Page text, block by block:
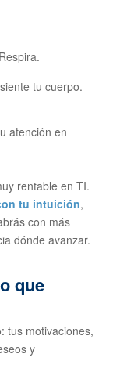
tu cuerpo.
atención en
rentable en TI.
tu intuición,
con más
dónde avanzar.
que
tus motivaciones,
y